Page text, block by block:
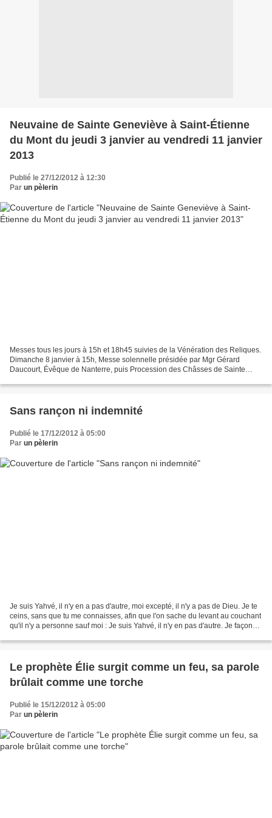
Neuvaine de Sainte Geneviève à Saint-Étienne
du Mont du jeudi 3 janvier au vendredi 11 janvier
2013
Publié le 27/12/2012 à 12:30
Par un pèlerin
Messes tous les jours à 15h et 18h45 suivies de la Vénération des Reliques.
Dimanche 8 janvier à 15h, Messe solennelle présidée par Mgr Gérard
Daucourt, Évêque de Nanterre, puis Procession des Châsses de Sainte
Sans rançon ni indemnité
Publié le 17/12/2012 à 05:00
Par un pèlerin
Je suis Yahvé, il n'y en a pas d'autre, moi excepté, il n'y a pas de Dieu. Je te
ceins, sans que tu me connaisses, afin que l'on sache du levant au couchant
qu'il n'y a personne sauf moi : Je suis Yahvé, il n'y en pas d'autre. Je façonne
Le prophète Élie surgit comme un feu, sa parole
brûlait comme une torche
Publié le 15/12/2012 à 05:00
Par un pèlerin